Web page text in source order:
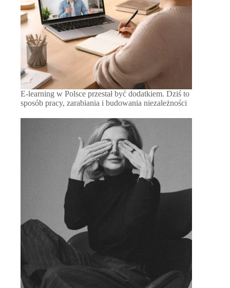
E-learning w Polsce przestał być dodatkiem. Dziś to
sposób pracy, zarabiania i budowania niezależności